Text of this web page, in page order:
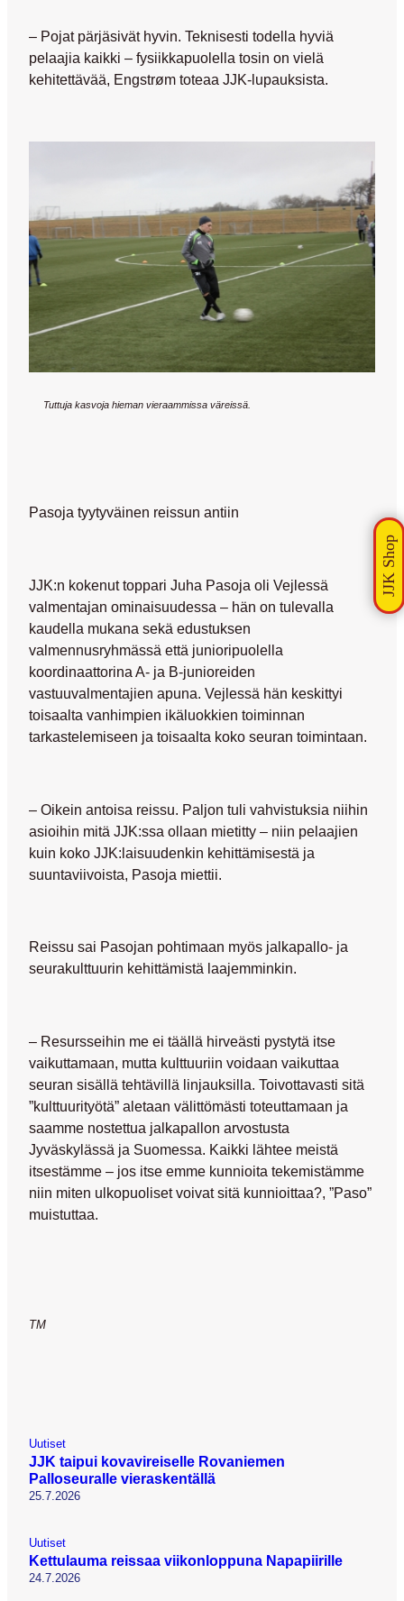
– Pojat pärjäsivät hyvin. Teknisesti todella hyviä
pelaajia kaikki – fysiikkapuolella tosin on vielä
kehitettävää, Engstrøm toteaa JJK-lupauksista.
Tuttuja kasvoja hieman vieraammissa väreissä.
Pasoja tyytyväinen reissun antiin
JJK:n kokenut toppari Juha Pasoja oli Vejlessä
valmentajan ominaisuudessa – hän on tulevalla
kaudella mukana sekä edustuksen
valmennusryhmässä että junioripuolella
koordinaattorina A- ja B-junioreiden
vastuuvalmentajien apuna. Vejlessä hän keskittyi
toisaalta vanhimpien ikäluokkien toiminnan
tarkastelemiseen ja toisaalta koko seuran toimintaan.
– Oikein antoisa reissu. Paljon tuli vahvistuksia niihin
asioihin mitä JJK:ssa ollaan mietitty – niin pelaajien
kuin koko JJK:laisuudenkin kehittämisestä ja
suuntaviivoista, Pasoja miettii.
Reissu sai Pasojan pohtimaan myös jalkapallo- ja
seurakulttuurin kehittämistä laajemminkin.
– Resursseihin me ei täällä hirveästi pystytä itse
vaikuttamaan, mutta kulttuuriin voidaan vaikuttaa
seuran sisällä tehtävillä linjauksilla. Toivottavasti sitä
”kulttuurityötä” aletaan välittömästi toteuttamaan ja
saamme nostettua jalkapallon arvostusta
Jyväskylässä ja Suomessa. Kaikki lähtee meistä
itsestämme – jos itse emme kunnioita tekemistämme
niin miten ulkopuoliset voivat sitä kunnioittaa?, ”Paso”
muistuttaa.
TM
Uutiset
JJK taipui kovavireiselle Rovaniemen
Palloseuralle vieraskentällä
25.7.2026
Uutiset
Kettulauma reissaa viikonloppuna Napapiirille
24.7.2026